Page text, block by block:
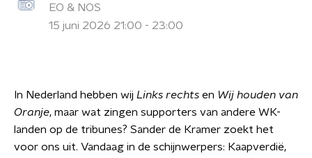
EO & NOS
15 juni 2026 21:00 - 23:00
In Nederland hebben wij Links rechts en Wij houden van
Oranje, maar wat zingen supporters van andere WK-
landen op de tribunes? Sander de Kramer zoekt het
voor ons uit. Vandaag in de schijnwerpers: Kaapverdië,